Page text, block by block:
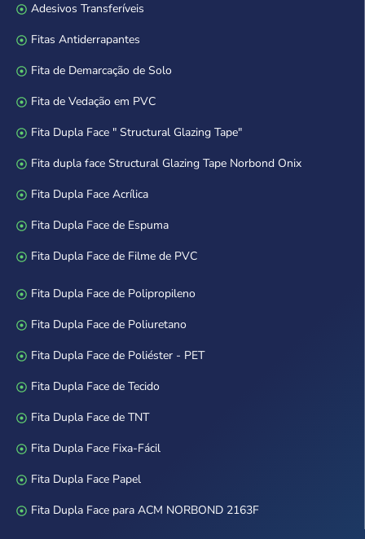
Adesivos Transferíveis
Fitas Antiderrapantes
Fita de Demarcação de Solo
Fita de Vedação em PVC
Fita Dupla Face " Structural Glazing Tape"
Fita dupla face Structural Glazing Tape Norbond Onix
Fita Dupla Face Acrílica
Fita Dupla Face de Espuma
Fita Dupla Face de Filme de PVC
Fita Dupla Face de Polipropileno
Fita Dupla Face de Poliuretano
Fita Dupla Face de Poliéster - PET
Fita Dupla Face de Tecido
Fita Dupla Face de TNT
Fita Dupla Face Fixa-Fácil
Fita Dupla Face Papel
Fita Dupla Face para ACM NORBOND 2163F